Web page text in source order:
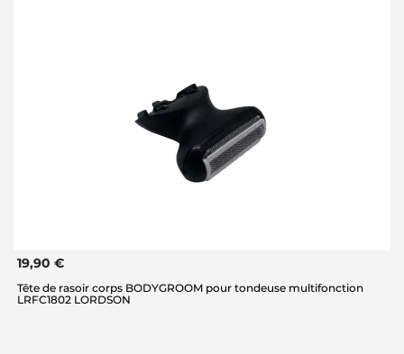
19,90 €
Tête de rasoir corps BODYGROOM pour tondeuse multifonction
LRFC1802 LORDSON